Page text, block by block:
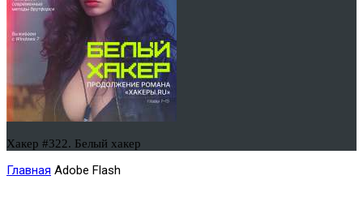
Хакер #322. Белый хакер
Главная Adobe Flash